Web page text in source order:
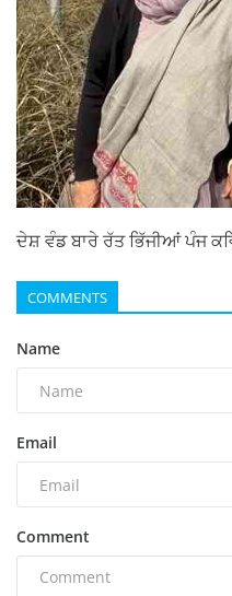
ਦੇਸ਼ ਵੰਡ ਬਾਰੇ ਰੱਤ ਭਿੱਜੀਆਂ ਪੰਜ
COMMENTS
Name
Email
Comment